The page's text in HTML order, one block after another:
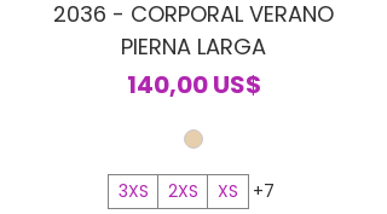
2036 - CORPORAL VERANO
PIERNA LARGA
Precio
140,00 US$
3XS 2XS XS +7